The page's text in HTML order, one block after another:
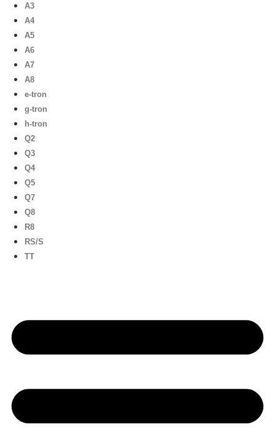
A3
A4
A5
A6
A7
A8
e-tron
g-tron
h-tron
Q2
Q3
Q4
Q5
Q7
Q8
R8
RS/S
TT